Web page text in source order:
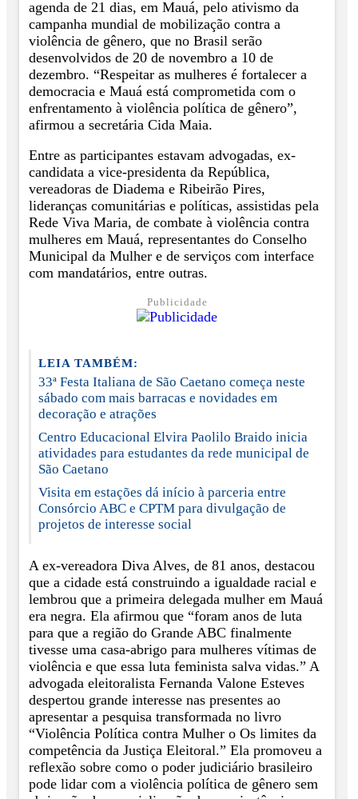
agenda de 21 dias, em Mauá, pelo ativismo da
campanha mundial de mobilização contra a
violência de gênero, que no Brasil serão
desenvolvidos de 20 de novembro a 10 de
dezembro. “Respeitar as mulheres é fortalecer a
democracia e Mauá está comprometida com o
enfrentamento à violência política de gênero”,
afirmou a secretária Cida Maia.
Entre as participantes estavam advogadas, ex-
candidata a vice-presidenta da República,
vereadoras de Diadema e Ribeirão Pires,
lideranças comunitárias e políticas, assistidas pela
Rede Viva Maria, de combate à violência contra
mulheres em Mauá, representantes do Conselho
Municipal da Mulher e de serviços com interface
com mandatários, entre outras.
Publicidade
LEIA TAMBÉM:
33ª Festa Italiana de São Caetano começa neste
sábado com mais barracas e novidades em
decoração e atrações
Centro Educacional Elvira Paolilo Braido inicia
atividades para estudantes da rede municipal de
São Caetano
Visita em estações dá início à parceria entre
Consórcio ABC e CPTM para divulgação de
projetos de interesse social
A ex-vereadora Diva Alves, de 81 anos, destacou
que a cidade está construindo a igualdade racial e
lembrou que a primeira delegada mulher em Mauá
era negra. Ela afirmou que “foram anos de luta
para que a região do Grande ABC finalmente
tivesse uma casa-abrigo para mulheres vítimas de
violência e que essa luta feminista salva vidas.” A
advogada eleitoralista Fernanda Valone Esteves
despertou grande interesse nas presentes ao
apresentar a pesquisa transformada no livro
“Violência Política contra Mulher o Os limites da
competência da Justiça Eleitoral.” Ela promoveu a
reflexão sobre como o poder judiciário brasileiro
pode lidar com a violência política de gênero sem